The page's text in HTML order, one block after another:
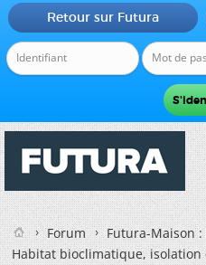
Retour sur Futura
Forum
Futura-Maison
Habitat bioclimatique, isolation